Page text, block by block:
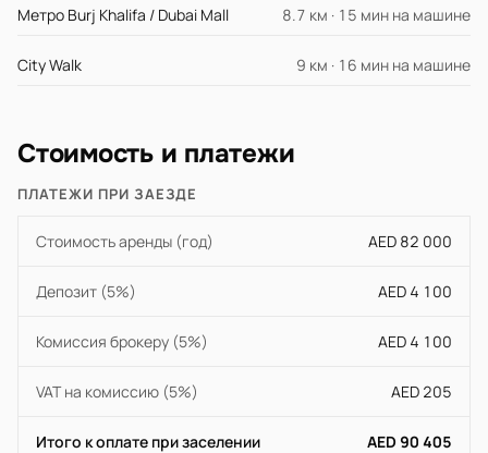
Метро Burj Khalifa / Dubai Mall 8.7 км · 15 мин на машине
City Walk 9 км · 16 мин на машине
Стоимость и платежи
ПЛАТЕЖИ ПРИ ЗАЕЗДЕ
Стоимость аренды (год) AED 82 000
Депозит (5%) AED 4 100
Комиссия брокеру (5%) AED 4 100
VAT на комиссию (5%) AED 205
Итого к оплате при заселении AED 90 405